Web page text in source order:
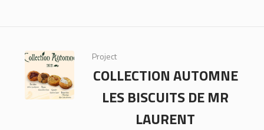
Project
COLLECTION AUTOMNE
LES BISCUITS DE MR
LAURENT